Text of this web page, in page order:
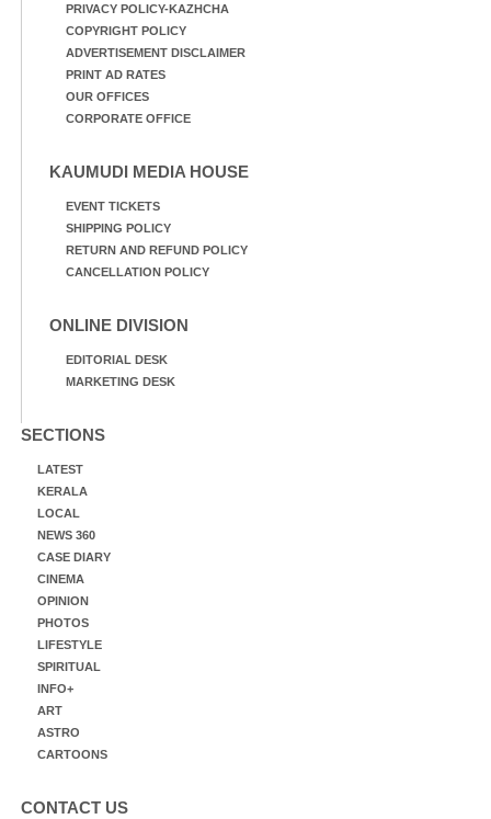
PRIVACY POLICY-KAZHCHA
COPYRIGHT POLICY
ADVERTISEMENT DISCLAIMER
PRINT AD RATES
OUR OFFICES
CORPORATE OFFICE
KAUMUDI MEDIA HOUSE
EVENT TICKETS
SHIPPING POLICY
RETURN AND REFUND POLICY
CANCELLATION POLICY
ONLINE DIVISION
EDITORIAL DESK
MARKETING DESK
SECTIONS
LATEST
KERALA
LOCAL
NEWS 360
CASE DIARY
CINEMA
OPINION
PHOTOS
LIFESTYLE
SPIRITUAL
INFO+
ART
ASTRO
CARTOONS
CONTACT US